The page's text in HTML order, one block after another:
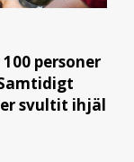
personer
svultit ihjäl